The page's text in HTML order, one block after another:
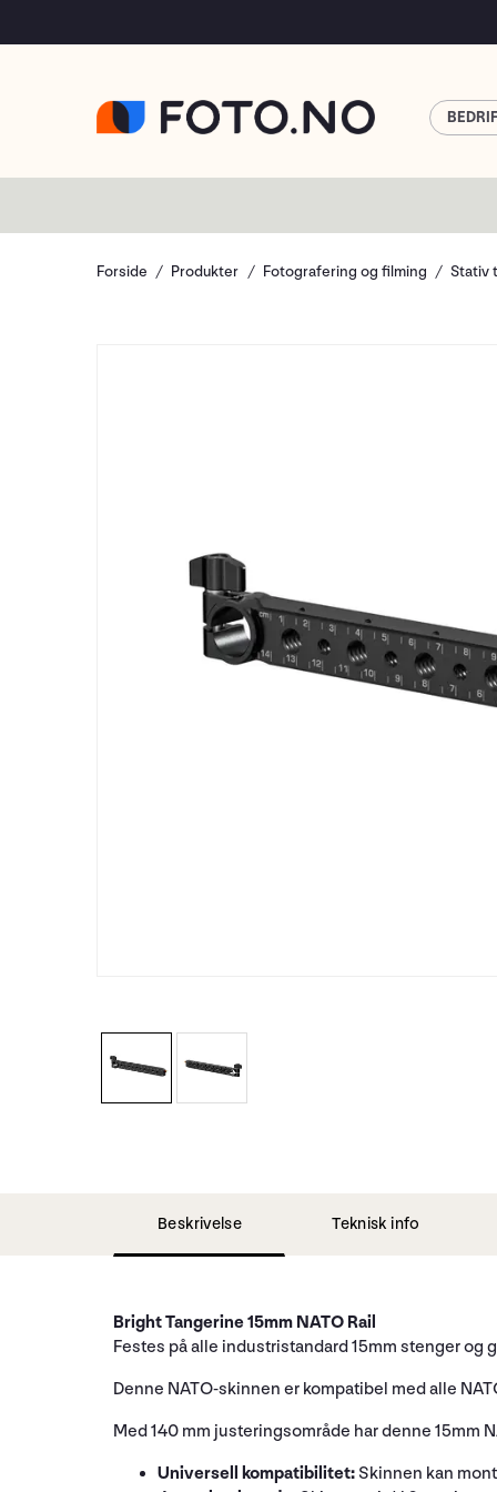
Forside Produkter Fotografering og filming Stativ
Beskrivelse Teknisk info
Bright Tangerine 15mm NATO Rail
Festes på alle industristandard 15mm stenger
Denne NATO-skinnen er kompatibel med alle
Med 140 mm justeringsområde har denne 15mm
Universell kompatibilitet: Skinnen kan